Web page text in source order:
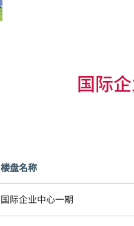
国际
楼盘名称
国际企业中心一期